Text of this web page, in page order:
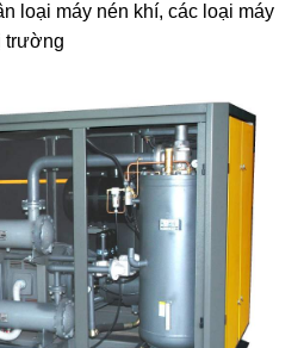
loại máy nén khí, các loại máy
trường